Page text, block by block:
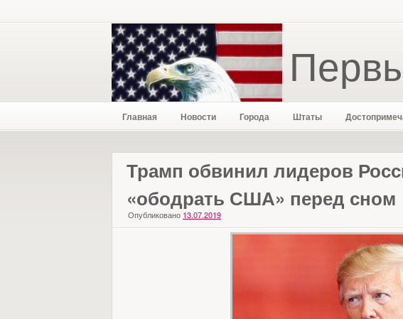
Главная Новости Города Штаты
Трамп обвинил лидеров
«ободрать США» перед сном
Опубликовано 13.07.2019